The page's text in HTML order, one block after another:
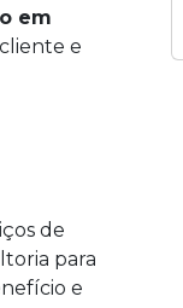
em
e
de
para
e